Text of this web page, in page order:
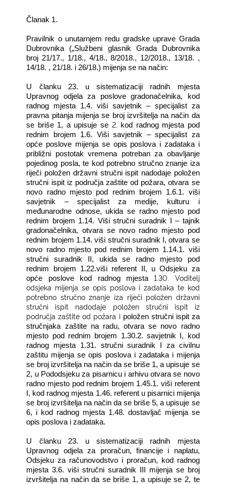
Članak 1.
Pravilnik o unutarnjem redu gradske uprave Grada
Dubrovnika („Službeni glasnik Grada Dubrovnika
broj 21/17., 1/18., 4/18., 8/2018., 12/2018., 13/18. ,
14/18. , 21/18. i 26/18.) mijenja se na način:
U članku 23. u sistematizaciji radnih mjesta
Upravnog odjela za poslove gradonačelnika,
kod
radnog mjesta 1.4. viši savjetnik – specijalist za
pravna pitanja mijenja se broj izvršitelja na način da
se briše 1, a upisuje se 2,
kod radnog mjesta pod
rednim brojem 1.6. Viši savjetnik – specijalist za
opće poslove mijenja se opis poslova i zadataka i
približni postotak vremena potreban za obavljanje
pojedinog posla, te kod potrebno stručno znanje iza
riječi položen državni stručni ispit nadodaje položen
stručni ispit iz područja zaštite od požara, otvara se
novo radno mjesto pod rednim brojem 1.6.1. viši
savjetnik – specijalist za medije, kulturu i
međunarodne odnose, ukida se radno mjesto pod
rednim brojem 1.14. Viši stručni suradnik I – tajnik
gradonačelnika, otvara se novo radno mjesto pod
rednim brojem 1.14. viši stručni suradnik I, otvara se
novo radno mjesto pod rednim brojem 1.14.1. viši
stručni suradnik II, ukida se radno mjesto pod
rednim brojem 1.22.viši referent II, u Odsjeku za
opće poslove kod radnog mjesta1.30. Voditelj
odsjeka mijenja se opis poslova i zadataka te kod
potrebno stručno znanje iza riječi položen državni
stručni ispit nadodaje položen stručni ispit iz
područja zaštite od požara i položen stručni ispit za
stručnjaka zaštite na radu, otvara se novo radno
mjesto pod rednim brojem 1.30.2. savjetnik
I, kod
radnog mjesta 1.31. stručni suradnik I za civilnu
zaštitu mijenja se opis poslova i zadataka i mijenja
se broj izvršitelja na način da se briše 1, a upisuje se
2, u Pododsjeku za pisarnicu i arhivu otvara se novo
radno mjesto pod rednim brojem 1.45.1. viši referent
I, kod radnog mjesta 1.46. referent u pisarnici mijenja
se broj izvršitelja na način da se briše 5, a upisuje se
6, i kod radnog mjesta 1.48. dostavljač mijenja se
opis poslova i zadataka.
U članku 23. u sistematizaciji radnih mjesta
Upravnog odjela za proračun, financije i naplatu,
Odsjeku za računovodstvo i proračun, kod radnog
mjesta 3.6. viši stručni suradnik III mijenja se broj
izvršitelja na način da se briše 1, a upisuje se 2, te